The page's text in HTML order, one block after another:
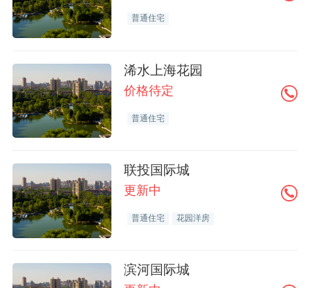
普通住宅
浠水上海花园
价格待定
普通住宅
联投国际城
更新中
普通住宅 花园洋房
滨河国际城